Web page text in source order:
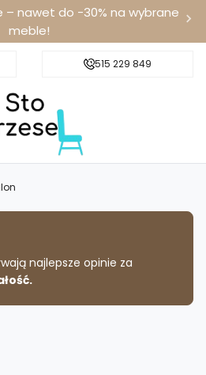
– nawet do -30% na wybrane
meble!
Darmowa dostawa od 100 zł
515 229 849
najlepsze opinie za